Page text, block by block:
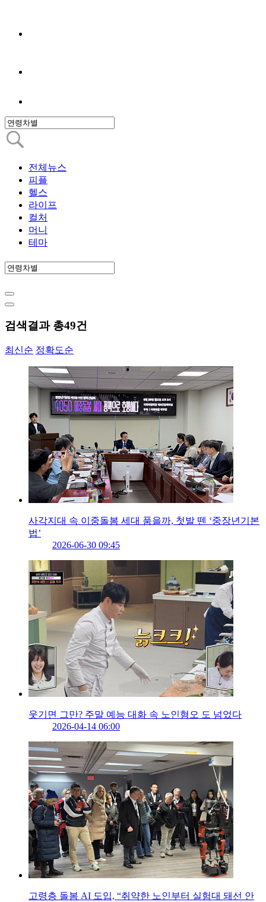
전체뉴스
피플
헬스
라이프
컬처
머니
테마
검색결과 총49건
최신순 정확도순
사각지대 속 이중돌봄 세대 품을까, 첫발 뗀 ‘중장년기본
법’
2026-06-30 09:45
웃기면 그만? 주말 예능 대화 속 노인혐오 도 넘었다
2026-04-14 06:00
고령층 돌봄 AI 도입, “취약한 노인부터 실험대 돼선 안